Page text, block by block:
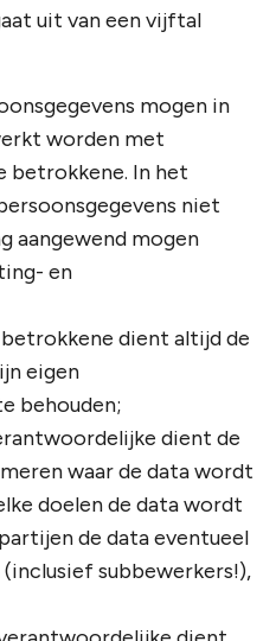
uit van een vijftal
mogen in
worden met
betrokkene. In het
niet
aangewend mogen
en
dient altijd de
eigen
behouden;
dient de
waar de data wordt
doelen de data wordt
de data eventueel
subbewerkers!),